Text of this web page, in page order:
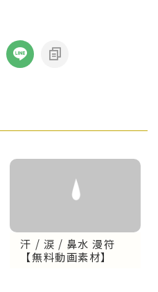
汗 / 涙 / 鼻水 漫符
【無料動画素材】